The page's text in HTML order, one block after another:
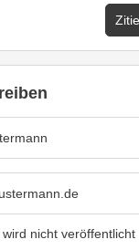
nicht veröffentlicht